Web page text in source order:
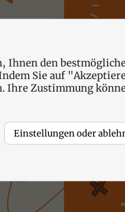
Ihnen den
Sie auf
Ihre Zustimmung
Einstellungen oder